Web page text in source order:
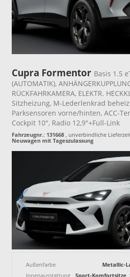
Cupra Formentor Basis 1.5
(AUTOMATIK),
RÜCKFAHRKAMERA, ELEKTR.
Sitzheizung, M-Lederlenkrad
Parksensoren vorne/hinten, ACC-
Cockpit 10", Radio 12,9"+Full-Link
Fahrzeugnr.: 131668 , unverbindliche
Neuwagen mit Tageszulassung
Außenfarbe
Metallic-
Innenausstattung
Sport-